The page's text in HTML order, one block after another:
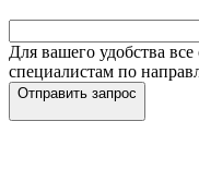
Для вашего удобства
специалистам по
Отправить запрос